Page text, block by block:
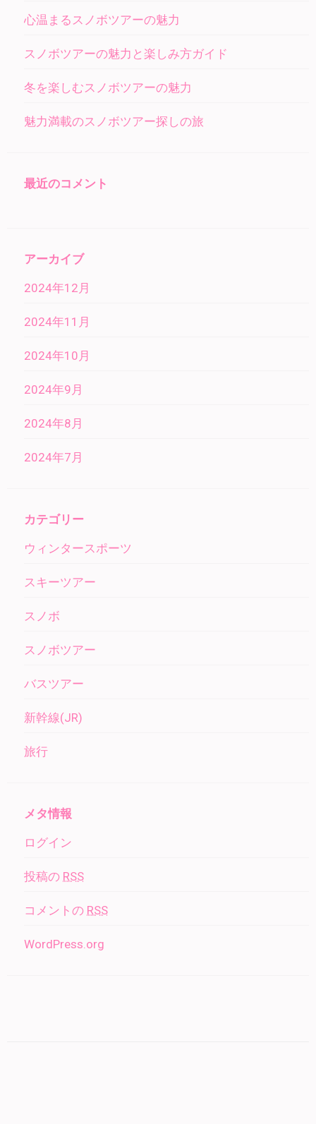
心温まるスノボツアーの魅力
スノボツアーの魅力と楽しみ方ガイド
冬を楽しむスノボツアーの魅力
魅力満載のスノボツアー探しの旅
最近のコメント
アーカイブ
2024年12月
2024年11月
2024年10月
2024年9月
2024年8月
2024年7月
カテゴリー
ウィンタースポーツ
スキーツアー
スノボ
スノボツアー
バスツアー
新幹線(JR)
旅行
メタ情報
ログイン
投稿の RSS
コメントの RSS
WordPress.org